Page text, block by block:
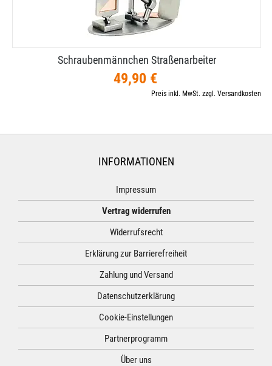
Schraubenmännchen Straßenarbeiter
49,90 €
Preis inkl. MwSt. zzgl. Versandkosten
INFORMATIONEN
Impressum
Vertrag widerrufen
Widerrufsrecht
Erklärung zur Barrierefreiheit
Zahlung und Versand
Datenschutzerklärung
Cookie-Einstellungen
Partnerprogramm
Über uns